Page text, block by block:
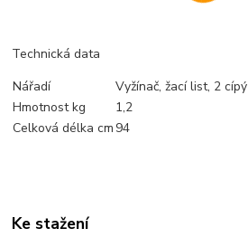
Technická data
Nářadí
Vyžínač, žací list, 2 cípý
Hmotnost kg
1,2
Celková délka cm 94
Ke stažení